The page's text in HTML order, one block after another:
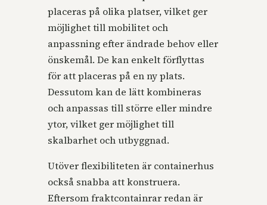
placeras på olika platser, vilket ger
möjlighet till mobilitet och
anpassning efter ändrade behov eller
önskemål. De kan enkelt förflyttas
för att placeras på en ny plats.
Dessutom kan de lätt kombineras
och anpassas till större eller mindre
ytor, vilket ger möjlighet till
skalbarhet och utbyggnad.
Utöver flexibiliteten är containerhus
också snabba att konstruera.
Eftersom fraktcontainrar redan är